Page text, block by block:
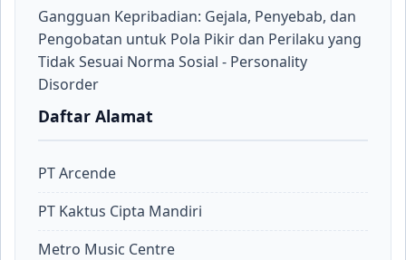
Gangguan Kepribadian: Gejala, Penyebab, dan
Pengobatan untuk Pola Pikir dan Perilaku yang
Tidak Sesuai Norma Sosial - Personality
Disorder
Daftar Alamat
PT Arcende
PT Kaktus Cipta Mandiri
Metro Music Centre